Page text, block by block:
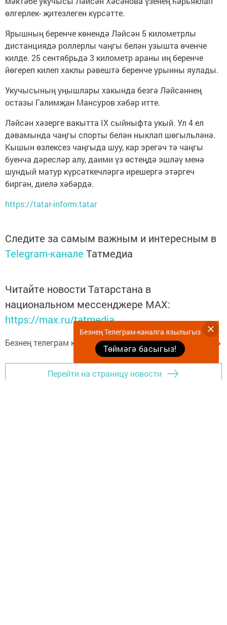
өлгерлек- җитезлеген күрсәтте.
Ярышның беренче көнендә Ләйсән 5 километрлы
дистанциядә роллерлы чаңгы белән узышта өченче
килде. 25 сентябрьдә 3 километр араны иң беренче
йөгереп килеп хаклы рәвештә беренче урынны яулады.
Укучысының уңышлары хакында безгә Ләйсәннең
остазы Галимҗан Мансуров хәбәр итте.
Ләйсән хәзерге вакытта IX сыйныфта укый. Ул 4 ел
дәвамында чаңгы спорты белән ныклап шөгыльләнә.
Кышын өзлексез чаңгыда шуу, кар эрегәч тә чаңгы
буенча дәресләр алу, даими үз өстеңдә эшләү менә
шундый матур күрсәткечләргә ирешергә этәргеч
биргән, диелә хәбәрдә.
https://tatar-inform.tatar
Следите за самым важным и интересным в
Telegram-канале Татмедиа
Читайте новости Татарстана в
национальном мессенджере MАХ:
https://max.ru/tatmedia
Безнең телеграм каналга язылыгыз«Көмеш кыңгырау»
Перейти на страницу новости
Безнең Телеграм-каналга язылыгыз
Төймәгә басыгыз!